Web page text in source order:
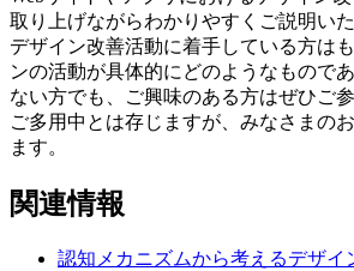
取り上げながらわかりやすくご説明い
デザイン改善活動に着手している方は
ンの活動が具体的にどのようなもので
ない方でも、ご興味のある方はぜひご参
ご多用中とは存じますが、みなさまの
ます。
関連情報
認知メカニズムから考えるデザイ